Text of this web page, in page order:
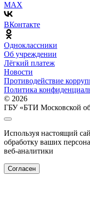
MAX
ВКонтакте
Одноклассники
Об учреждении
Лёгкий платеж
Новости
Противодействие
Политика
© 2026
ГБУ «БТИ Московской
Используя настоящий
обработку ваших
веб-аналитики
Согласен